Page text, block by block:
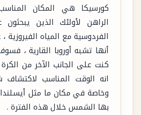
كورسيكا هي المكان
الراهن لأولئك الذين
الفردوسية مع المياه
أنها تشبه أوروبا القارية ،
كنت على الجانب الآخر من الكرة
انه الوقت المناسب لاكتشاف
وخاصة في مكان ما مثل
بها الشمس خلال هذه الفترة .